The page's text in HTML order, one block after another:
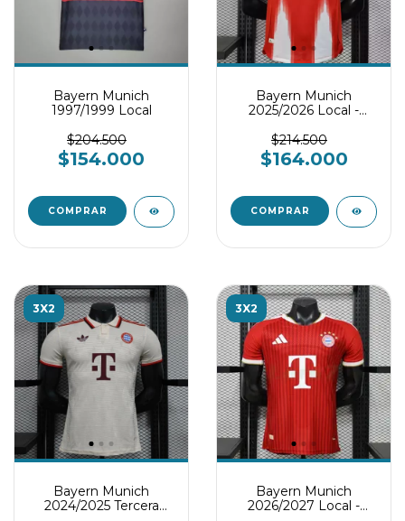
Bayern Munich
1997/1999 Local
$204.500
$154.000
COMPRAR
Bayern Munich
2025/2026 Local -
$214.500
$164.000
COMPRAR
3X2
Bayern Munich
2024/2025 Tercera
3X2
Bayern Munich
2026/2027 Local -